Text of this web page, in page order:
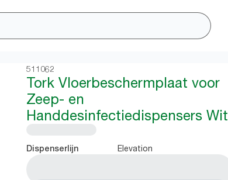
511062
Tork Vloerbeschermplaat voor
Zeep- en
Handdesinfectiedispensers Wit
Dispenserlijn Elevation